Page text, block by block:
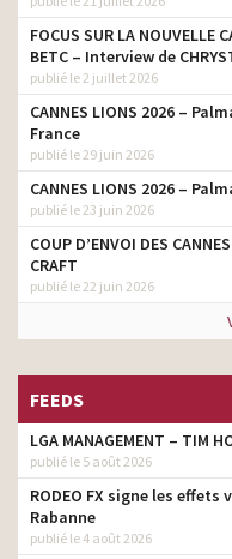
Burns and Smiles –
Redonnons le sourire aux
brûlés plus d’une fois par
an
Pulco Citron – Bienfaits
pour vous
pas faite
FOCUS SUR LA NOUVELLE
BETC – Interview de
publié le 2 juillet 2026
CANNES LIONS 2026 –
France
publié le 29 juin 2026
CANNES LIONS 2026 –
publié le 23 juin 2026
COUP D’ENVOI DES
CRAFT
publié le 22 juin 2026
FEEDS
LGA MANAGEMENT – TIM
publié le 5 août 2026
RODEO FX signe les
Rabanne
publié le 4 août 2026